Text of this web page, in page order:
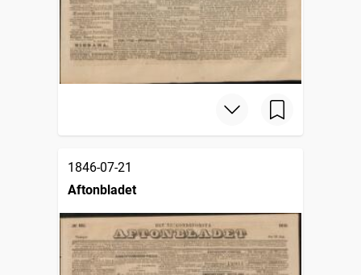
1846-07-21
Aftonbladet